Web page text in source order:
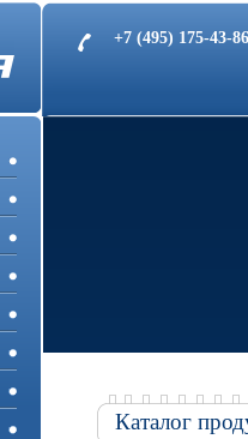
+7 (495) 175-43-
Каталог